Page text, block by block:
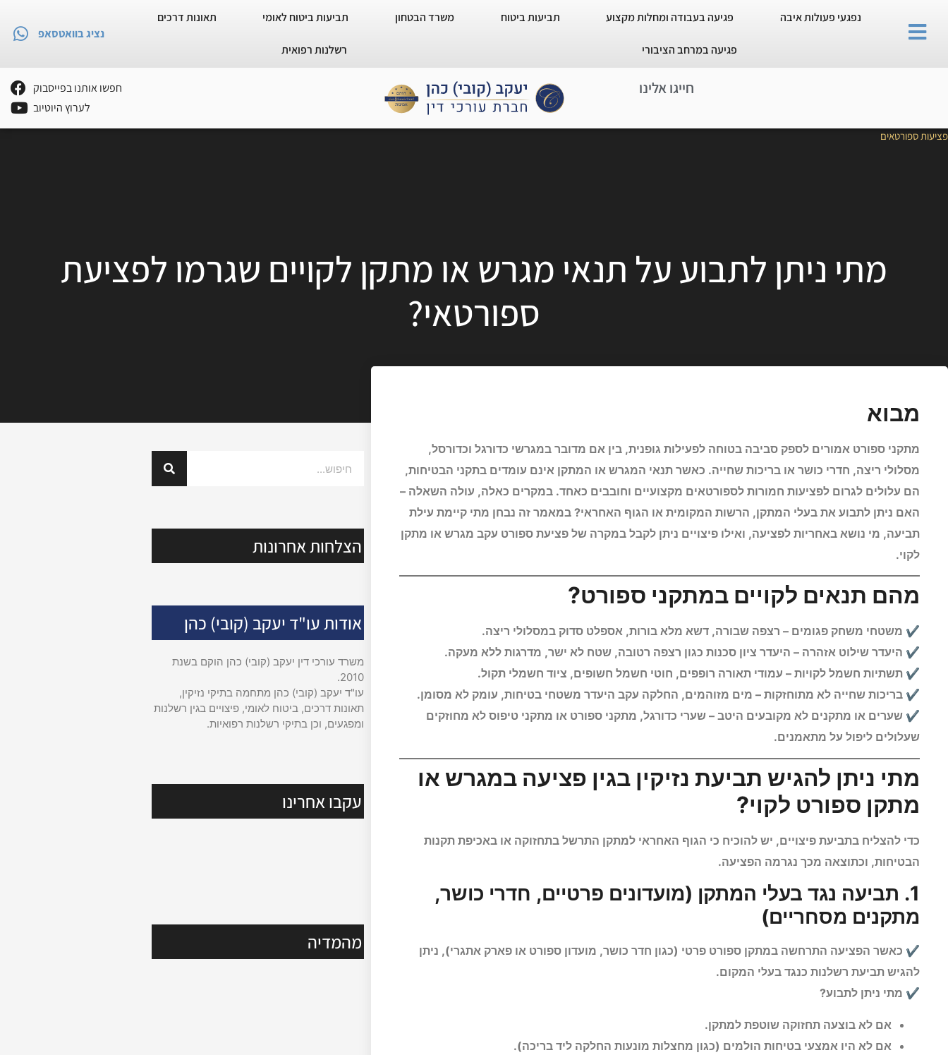
נפגעי פעולות איבה פגיעה בעבודה ומחלות מקצוע תביעות ביטוח משרד הבטחון תביעות ביטוח לאומי תאונות דרכים
פגיעה במרחב הציבורי רשלנות רפואית
נציג בוואטסאפ
חייגו אלינו
חפשו אותנו בפייסבוק
לערוץ היוטיוב
פציעות ספורטאים
מתי ניתן לתבוע על תנאי מגרש או מתקן לקויים שגרמו לפציעת
ספורטאי?
מבוא
מתקני ספורט אמורים לספק סביבה בטוחה לפעילות גופנית, בין אם מדובר במגרשי כדורגל וכדורסל,
מסלולי ריצה, חדרי כושר או בריכות שחייה. כאשר תנאי המגרש או המתקן אינם עומדים בתקני הבטיחות,
הם עלולים לגרום לפציעות חמורות לספורטאים מקצועיים וחובבים כאחד. במקרים כאלה, עולה השאלה –
האם ניתן לתבוע את בעלי המתקן, הרשות המקומית או הגוף האחראי? במאמר זה נבחן מתי קיימת עילת
תביעה, מי נושא באחריות לפציעה, ואילו פיצויים ניתן לקבל במקרה של פציעת ספורט עקב מגרש או מתקן
לקוי.
מהם תנאים לקויים במתקני ספורט?
משטחי משחק פגומים – רצפה שבורה, דשא מלא בורות, אספלט סדוק במסלולי ריצה.
היעדר שילוט אזהרה – היעדר ציון סכנות כגון רצפה רטובה, שטח לא ישר, מדרגות ללא מעקה.
תשתיות חשמל לקויות – עמודי תאורה רופפים, חוטי חשמל חשופים, ציוד חשמלי תקול.
בריכות שחייה לא מתוחזקות – מים מזוהמים, החלקה עקב היעדר משטחי בטיחות, עומק לא מסומן.
שערים או מתקנים לא מקובעים היטב – שערי כדורגל, מתקני ספורט או מתקני טיפוס לא מחוזקים
שעלולים ליפול על מתאמנים.
מתי ניתן להגיש תביעת נזיקין בגין פציעה במגרש או
מתקן ספורט לקוי?
כדי להצליח בתביעת פיצויים, יש להוכיח כי הגוף האחראי למתקן התרשל בתחזוקה או באכיפת תקנות
הבטיחות, וכתוצאה מכך נגרמה הפציעה.
1. תביעה נגד בעלי המתקן (מועדונים פרטיים, חדרי כושר,
מתקנים מסחריים)
כאשר הפציעה התרחשה במתקן ספורט פרטי (כגון חדר כושר, מועדון ספורט או פארק אתגרי), ניתן
להגיש תביעת רשלנות כנגד בעלי המקום.
מתי ניתן לתבוע?
אם לא בוצעה תחזוקה שוטפת למתקן.
אם לא היו אמצעי בטיחות הולמים (כגון מחצלות מונעות החלקה ליד בריכה).
הצלחות אחרונות
אודות עו"ד יעקב (קובי) כהן
משרד עורכי דין יעקב (קובי) כהן הוקם בשנת
2010.
עו"ד יעקב (קובי) כהן מתחמה בתיקי נזיקין,
תאונות דרכים, ביטוח לאומי, פיצויים בגין רשלנות
ומפגעים, וכן בתיקי רשלנות רפואיות.
עקבו אחרינו
מהמדיה